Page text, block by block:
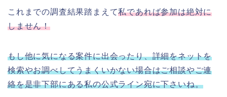
これまでの調査結果踏まえて私であれば参加は絶対に
しません！
もし他に気になる案件に出会ったり、詳細をネットを
検索やお調べしてうまくいかない場合はご相談やご連
絡を是非下部にある私の公式ライン宛に下さいね。